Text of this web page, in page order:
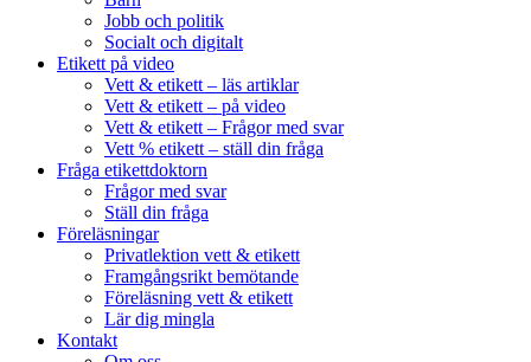
Jobb och politik
Socialt och digitalt
Etikett på video
Vett & etikett – läs artiklar
Vett & etikett – på video
Vett & etikett – Frågor med svar
Vett % etikett – ställ din fråga
Fråga etikettdoktorn
Frågor med svar
Ställ din fråga
Föreläsningar
Privatlektion vett & etikett
Framgångsrikt bemötande
Föreläsning vett & etikett
Lär dig mingla
Kontakt